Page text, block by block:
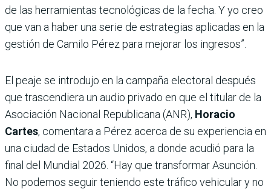
de las herramientas tecnológicas de la fecha. Y yo creo
que van a haber una serie de estrategias aplicadas en la
gestión de Camilo Pérez para mejorar los ingresos”.
El peaje se introdujo en la campaña electoral después
que trascendiera un audio privado en que el titular de la
Asociación Nacional Republicana (ANR), Horacio
Cartes, comentara a Pérez acerca de su experiencia en
una ciudad de Estados Unidos, a donde acudió para la
final del Mundial 2026. “Hay que transformar Asunción.
No podemos seguir teniendo este tráfico vehicular y no